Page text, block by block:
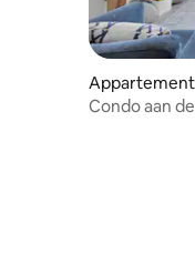
Appartement
land
Condo aan